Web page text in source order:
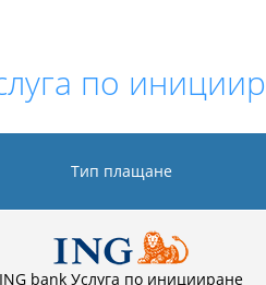
по
Тип плащане
ING bank Услуга по иницииране